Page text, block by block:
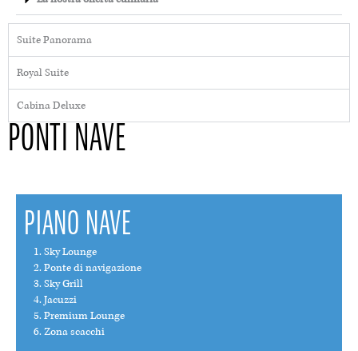
Suite Panorama
Royal Suite
Cabina Deluxe
PONTI NAVE
PIANO NAVE
Sky Lounge
Ponte di navigazione
Sky Grill
Jacuzzi
Premium Lounge
Zona scacchi